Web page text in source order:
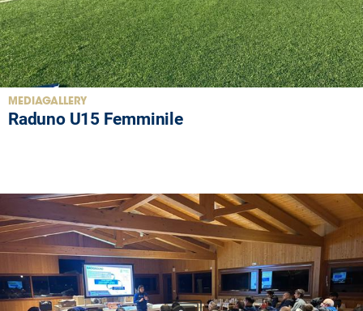
MEDIAGALLERY
Raduno U15 Femminile